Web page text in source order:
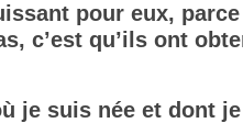
pour eux,
c’est qu’ils ont
je suis née et dont